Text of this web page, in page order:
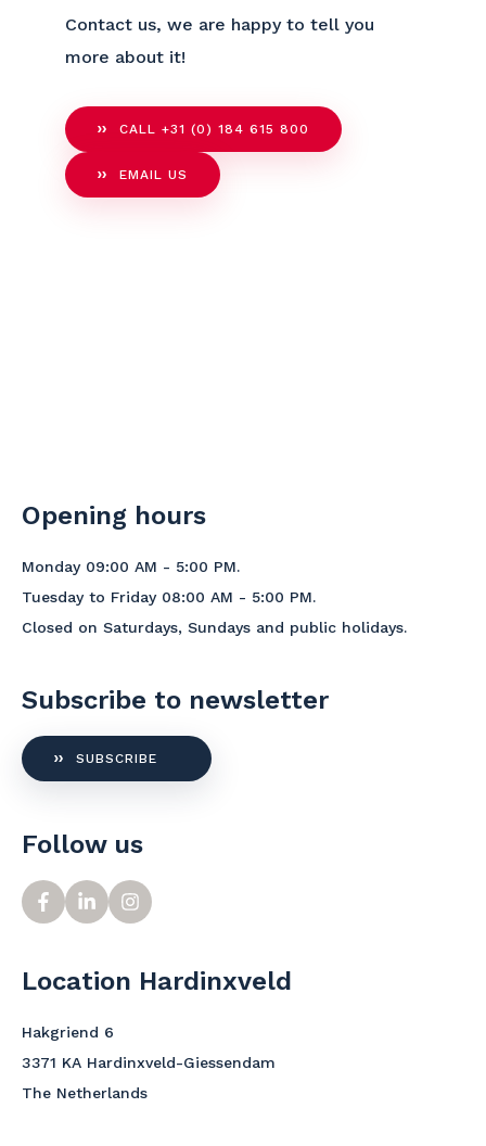
Contact us, we are happy to tell you
more about it!
CALL +31 (0) 184 615 800
EMAIL US
Opening hours
Monday 09:00 AM - 5:00 PM.
Tuesday to Friday 08:00 AM - 5:00 PM.
Closed on Saturdays, Sundays and public holidays.
Subscribe to newsletter
SUBSCRIBE
Follow us
Location Hardinxveld
Hakgriend 6
3371 KA Hardinxveld-Giessendam
The Netherlands